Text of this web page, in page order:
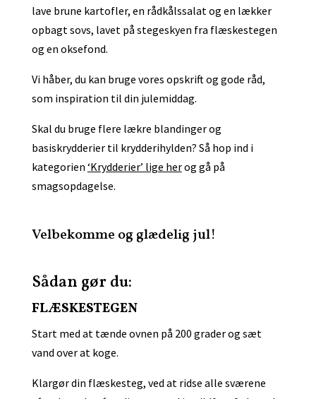
lave brune kartofler, en rådkålssalat og en lækker
opbagt sovs, lavet på stegeskyen fra flæskestegen
og en oksefond.
Vi håber, du kan bruge vores opskrift og gode råd,
som inspiration til din julemiddag.
Skal du bruge flere lækre blandinger og
basiskrydderier til krydderihylden? Så hop ind i
kategorien ‘Krydderier’ lige herog gå på
smagsopdagelse.
Velbekomme og glædelig jul!
Sådan gør du:
FLÆSKESTEGEN
Start med at tænde ovnen på 200 grader og sæt
vand over at koge.
Klargør din flæskesteg, ved at ridse alle sværene